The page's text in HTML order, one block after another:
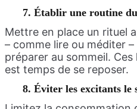
7. Établir une routine
Mettre en place un rituel
– comme lire ou méditer
préparer au sommeil. Ces
est temps de se reposer.
8. Éviter les excitants le